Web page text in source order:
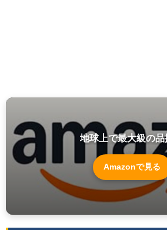
地球上で最大級の品
Amazonで見る